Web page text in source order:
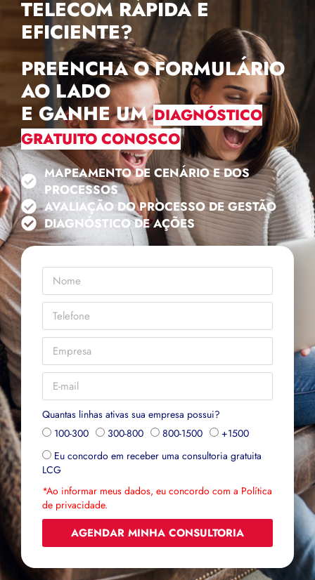
TELECOM RÁPIDA E
EFICIENTE?
PREENCHA O FORMULÁRIO
AO LADO
E GANHE UMDIAGNÓSTICO
GRATUITO CONOSCO
MAPEAMENTO DE CENÁRIO E DOS
PROCESSOS
AVALIAÇÃO DO PROCESSO DE GESTÃO
DIAGNÓSTICO DE AÇÕES
Quantas linhas ativas sua empresa possui?
100-300
300-800 800-1500
+1500
Eu concordo em receber uma consultoria gratuita
LCG
*Ao informar meus dados, eu concordo com a Política
de privacidade.
AGENDAR MINHA CONSULTORIA